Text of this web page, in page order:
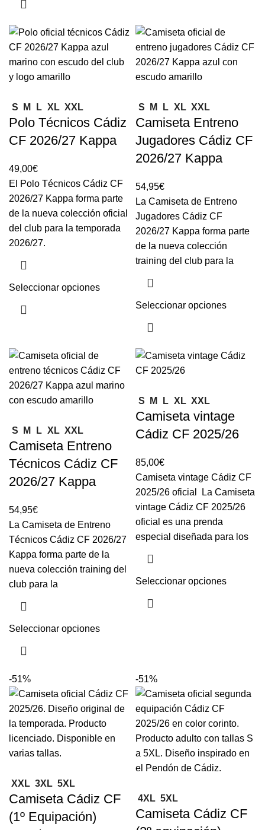
S M L XL XXL
Polo Técnicos Cádiz
CF 2026/27 Kappa
49,00€
El Polo Técnicos Cádiz CF
2026/27 Kappa forma parte
de la nueva colección oficial
del club para la temporada
2026/27.
Seleccionar opciones
S M L XL XXL
Camiseta Entreno
Jugadores Cádiz CF
2026/27 Kappa
54,95€
La Camiseta de Entreno
Jugadores Cádiz CF
2026/27 Kappa forma parte
de la nueva colección
training del club para la
Seleccionar opciones
S M L XL XXL
Camiseta Entreno
Técnicos Cádiz CF
2026/27 Kappa
54,95€
La Camiseta de Entreno
Técnicos Cádiz CF 2026/27
Kappa forma parte de la
nueva colección training del
club para la
Seleccionar opciones
S M L XL XXL
Camiseta vintage
Cádiz CF 2025/26
85,00€
Camiseta vintage Cádiz CF
2025/26 oficial La Camiseta
vintage Cádiz CF 2025/26
oficial es una prenda
especial diseñada para los
Seleccionar opciones
-51%
XXL 3XL 5XL
Camiseta Cádiz CF
(1º Equipación)
-51%
4XL 5XL
Camiseta Cádiz CF